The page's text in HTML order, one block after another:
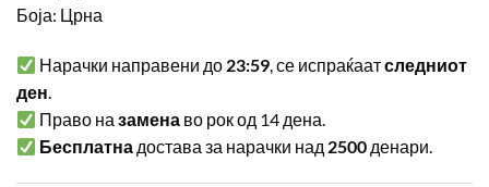
Боја: Црна
Нарачки направени до 23:59, се испраќаатследниот
ден.
Право назамена во рок од 14 дена.
Бесплатна достава за нарачки над 2500 денари.